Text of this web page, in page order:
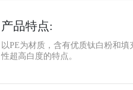
产品特点:
以PE为材质，含有优质钛白粉和
性超高白度的特点。